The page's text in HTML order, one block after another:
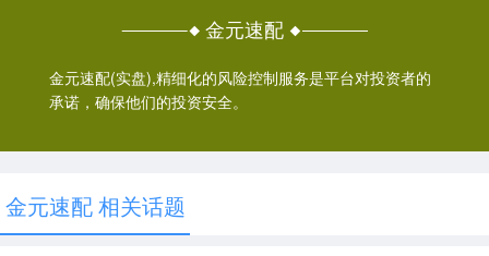
金元速配
金元速配(实盘),精细化的风险控制服务是平台对投资者的
承诺，确保他们的投资安全。
金元速配 相关话题